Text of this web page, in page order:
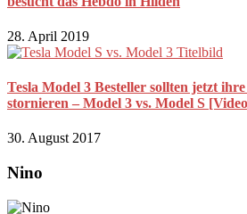
28. April 2019
Tesla Model 3 Besteller sollten jetzt
stornieren – Model 3 vs. Model S
30. August 2017
Nino